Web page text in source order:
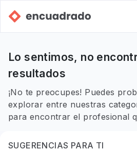
Lo sentimos, no
resultados
¡No te preocupes! Puedes
explorar entre nuestras
para encontrar el profesional
SUGERENCIAS PARA TI